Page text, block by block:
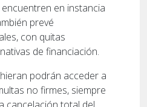
en instancia
prevé
con quitas
de financiación.
podrán acceder a
no firmes, siempre
cancelación total del